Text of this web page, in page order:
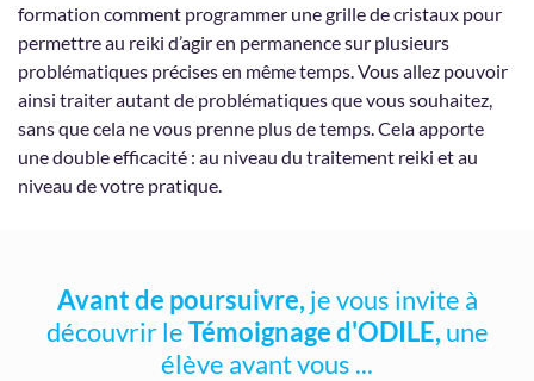
formation comment programmer une grille de cristaux pour
permettre au reiki d’agir en permanence sur plusieurs
problématiques précises en même temps. Vous allez pouvoir
ainsi traiter autant de problématiques que vous souhaitez,
sans que cela ne vous prenne plus de temps. Cela apporte
une double efficacité : au niveau du traitement reiki et au
niveau de votre pratique.
Avant de poursuivre, je vous invite à
découvrir leTémoignage d'ODILE, une
élève avant vous ...